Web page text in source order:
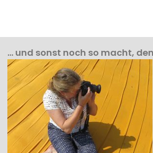
… und sonst noch so macht,